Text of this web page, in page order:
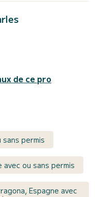
de ce pro
permis
ou sans permis
Espagne avec